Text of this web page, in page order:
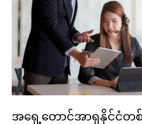
အရှေ့တောင်အာရှနိုင်ငံတစ်